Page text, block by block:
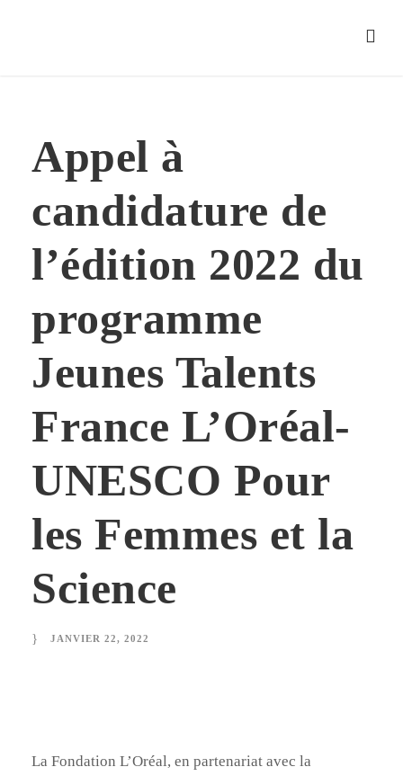
Appel à
candidature de
l’édition 2022 du
programme
Jeunes Talents
France L’Oréal-
UNESCO Pour
les Femmes et la
Science
JANVIER 22, 2022
La Fondation L’Oréal, en partenariat avec la